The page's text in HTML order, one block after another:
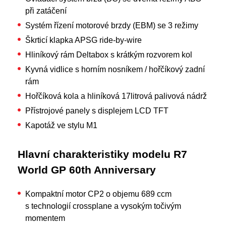
při zatáčení
Systém řízení motorové brzdy (EBM) se 3 režimy
Škrticí klapka APSG ride-by-wire
Hliníkový rám Deltabox s krátkým rozvorem kol
Kyvná vidlice s horním nosníkem / hořčíkový zadní
rám
Hořčíková kola a hliníková 17litrová palivová nádrž
Přístrojové panely s displejem LCD TFT
Kapotáž ve stylu M1
Hlavní charakteristiky modelu R7
World GP 60th Anniversary
Kompaktní motor CP2 o objemu 689 ccm
s technologií crossplane a vysokým točivým
momentem